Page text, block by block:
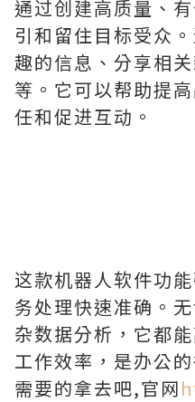
通过创建高质量、
引和留住目标受众
趣的信息、分享相
等。它可以帮助提
任和促进互动。
这款机器人软件功
务处理快速准确。
杂数据分析，它都
工作效率，是办公
需要的拿去吧,官网